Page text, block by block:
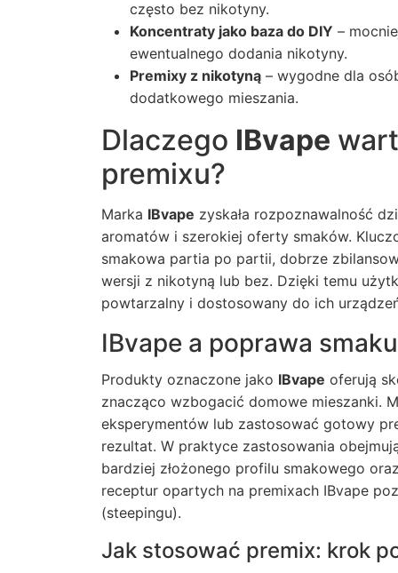
często bez nikotyny.
Koncentraty jako baza do DIY –
ewentualnego dodania nikotyny.
Premixy z nikotyną – wygodne dla
dodatkowego mieszania.
Dlaczego IBvape
premixu?
Marka IBvape zyskała rozpoznawalność
aromatów i szerokiej oferty smaków.
smakowa partia po partii, dobrze
wersji z nikotyną lub bez. Dzięki temu
powtarzalny i dostosowany do ich
IBvape a poprawa
Produkty oznaczone jako IBvape oferują
znacząco wzbogacić domowe mieszanki.
eksperymentów lub zastosować gotowy
rezultat. W praktyce zastosowania
bardziej złożonego profilu smakowego
receptur opartych na premixach IBvape
(steepingu).
Jak stosować premix: krok